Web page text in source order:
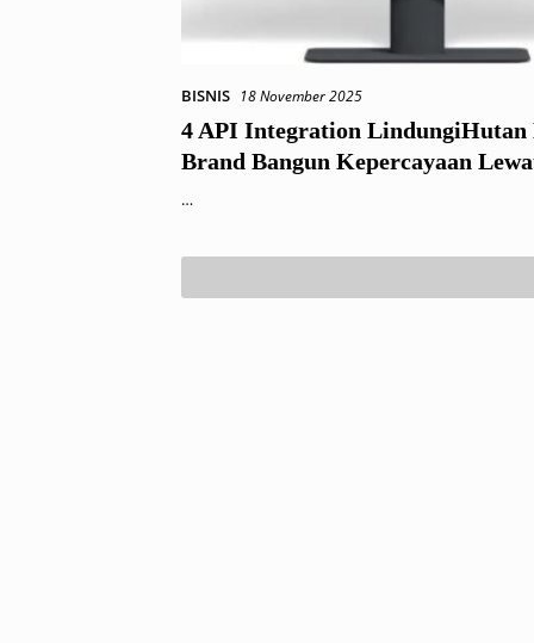
BISNIS 18 November 2025
4 API Integration LindungiHutan
Brand Bangun Kepercayaan
…